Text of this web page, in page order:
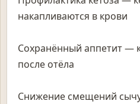
накапливаются в крови
Сохранённый аппетит —
после отёла
Снижение смещений